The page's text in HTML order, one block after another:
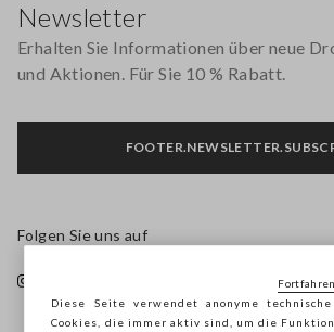
Newsletter
Erhalten Sie Informationen über neue
und Aktionen. Für Sie 10 % Rabatt.
Folgen Sie uns auf
Diese Seite verwendet anonyme
Cookies, die immer aktiv sind, um die